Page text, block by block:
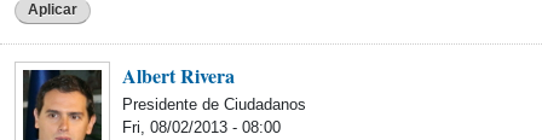
Aplicar
Albert Rivera
Presidente de Ciudadanos
Fri, 08/02/2013 - 08:00